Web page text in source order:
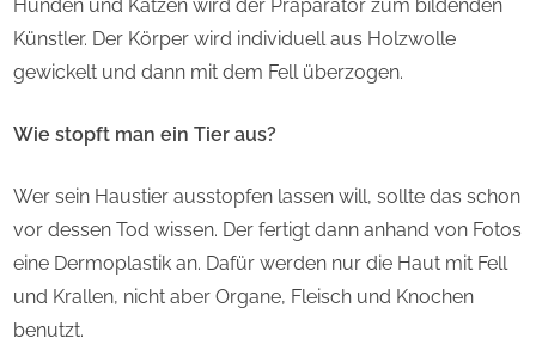
Hunden und Katzen wird der Präparator zum bildenden
Künstler. Der Körper wird individuell aus Holzwolle
gewickelt und dann mit dem Fell überzogen.
Wie stopft man ein Tier aus?
Wer sein Haustier ausstopfen lassen will, sollte das schon
vor dessen Tod wissen. Der fertigt dann anhand von Fotos
eine Dermoplastik an. Dafür werden nur die Haut mit Fell
und Krallen, nicht aber Organe, Fleisch und Knochen
benutzt.